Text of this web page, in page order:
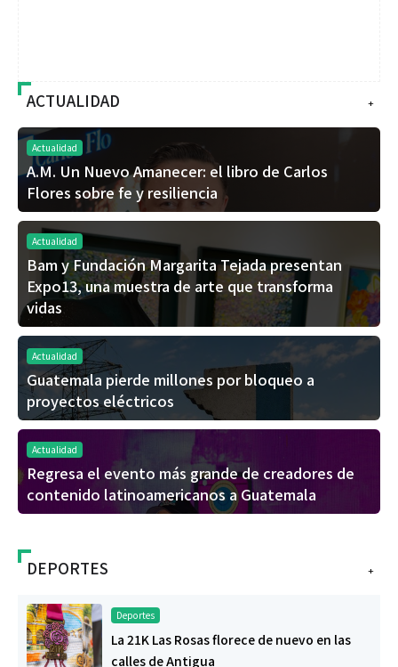
+
ACTUALIDAD
Actualidad
A.M. Un Nuevo Amanecer: el libro de Carlos
Flores sobre fe y resiliencia
Actualidad
Bam y Fundación Margarita Tejada presentan
Expo13, una muestra de arte que transforma
vidas
Actualidad
Guatemala pierde millones por bloqueo a
proyectos eléctricos
Actualidad
Regresa el evento más grande de creadores de
contenido latinoamericanos a Guatemala
+
DEPORTES
Deportes
La 21K Las Rosas florece de nuevo en las
calles de Antigua